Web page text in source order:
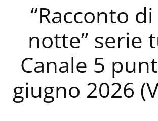
“Racconto
notte” serie
Canale 5
giugno 2026